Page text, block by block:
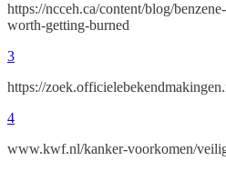
https://ncceh.ca/content/blog/
worth-getting-burned
3
https://
4
www.kwf.nl/kanker-voorkomen/